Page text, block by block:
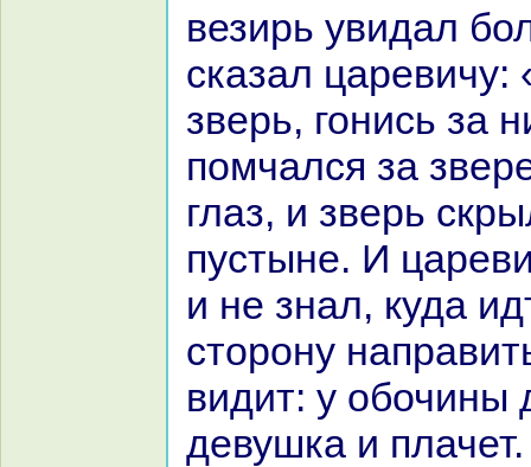
везирь увидал
сказал царевичу:
зверь, гонись за
помчался за
глаз, и зверь
пустыне. И
и не знaл, куда
сторону
видит: у обочины
девушка и плачет.